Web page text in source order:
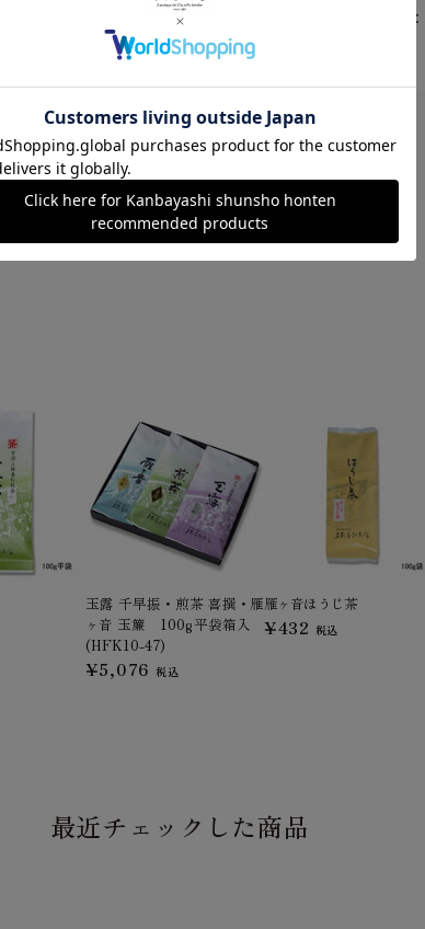
100ｇプルトップ缶
玉露 千早振・煎茶 喜撰・雁
ヶ音 玉簾 100g平袋箱入
(HFK10-47)
¥5,076 税込
雁ヶ音ほうじ茶
¥432 税込
最近チェックした商品